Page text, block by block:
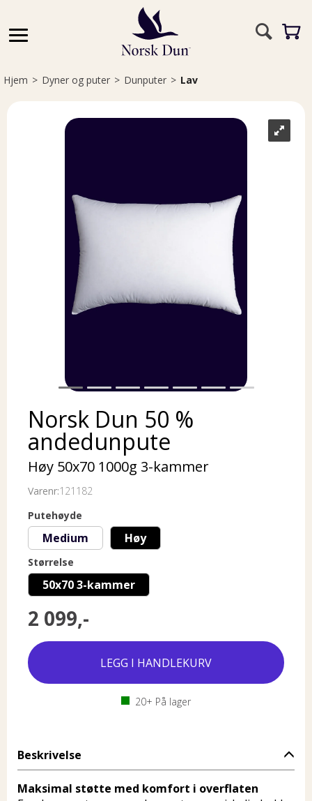
Hjem>Dyner og puter>Dunputer>Lav
Norsk Dun 50 %
andedunpute
Høy 50x70 1000g 3-kammer
Varenr:121182
Putehøyde
Medium Høy
Størrelse
50x70 3-kammer
2 099,-
20+ På lager
Beskrivelse
Maksimal støtte med komfort i overflaten